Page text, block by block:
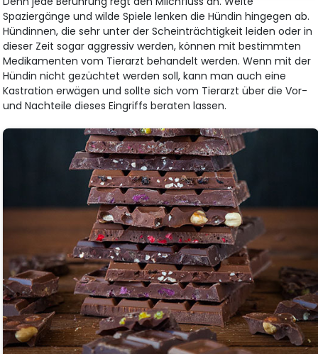
Spaziergänge und wilde Spiele lenken die Hündin hingegen ab.
Hündinnen, die sehr unter der Scheinträchtigkeit leiden oder in
dieser Zeit sogar aggressiv werden, können mit bestimmten
Medikamenten vom Tierarzt behandelt werden. Wenn mit der
Hündin nicht gezüchtet werden soll, kann man auch eine
Kastration erwägen und sollte sich vom Tierarzt über die Vor-
und Nachteile dieses Eingriffs beraten lassen.